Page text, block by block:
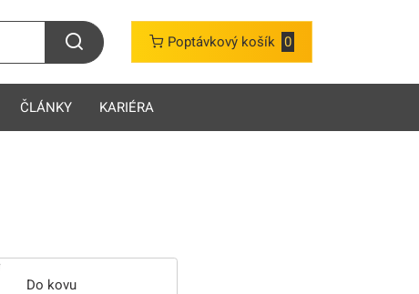
Poptávkový košík 0
ČLÁNKY KARIÉRA
Do kovu